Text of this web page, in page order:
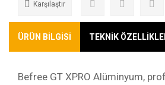
Karşılaştır
ÜRÜN BİLGİSİ TEKNİK
Befree GT XPRO Alüminyum,